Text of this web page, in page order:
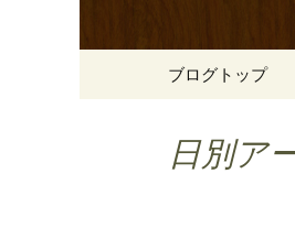
コンテンツへ移動
ブログトップ
日別ア